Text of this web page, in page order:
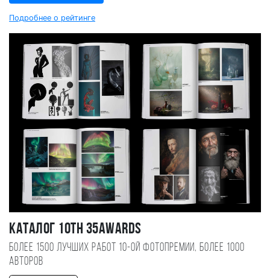
Подробнее о рейтинге
Каталог 10TH 35AWARDS
Более 1500 лучших работ 10-ой фотопремии, более 1000
авторов